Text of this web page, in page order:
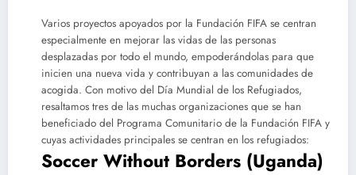
Varios proyectos apoyados por la Fundación FIFA se centran
especialmente en mejorar las vidas de las personas
desplazadas por todo el mundo, empoderándolas para que
inicien una nueva vida y contribuyan a las comunidades de
acogida. Con motivo del Día Mundial de los Refugiados,
resaltamos tres de las muchas organizaciones que se han
beneficiado del Programa Comunitario de la Fundación FIFA y
cuyas actividades principales se centran en los refugiados:
Soccer Without Borders (Uganda)